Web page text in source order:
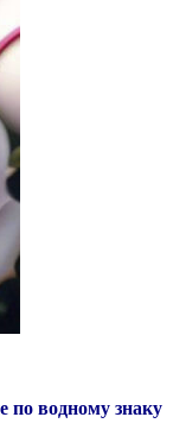
по водному знаку